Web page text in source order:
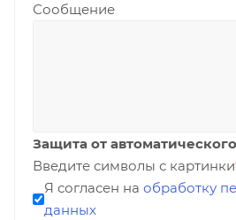
Сообщение
Защита от
Введите символы с картинки
Я согласен на обработку
данных